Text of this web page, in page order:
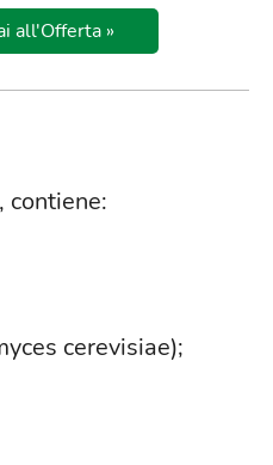
all'Offerta »
contiene:
cerevisiae);